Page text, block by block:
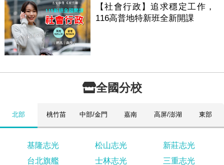
【社會行政】追求穩定工作，
116高普地特新班全新開課
全國分校
北部 桃竹苗 中部/金門 嘉南 高屏/澎湖 東部
基隆志光 松山志光
新莊志光
台北旗艦
士林志光 三重志光